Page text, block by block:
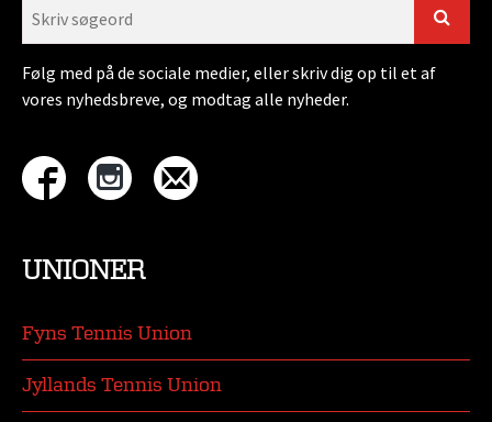
Følg med på de sociale medier, eller skriv dig op til et af
vores nyhedsbreve, og modtag alle nyheder.
UNIONER
Fyns Tennis Union
Jyllands Tennis Union